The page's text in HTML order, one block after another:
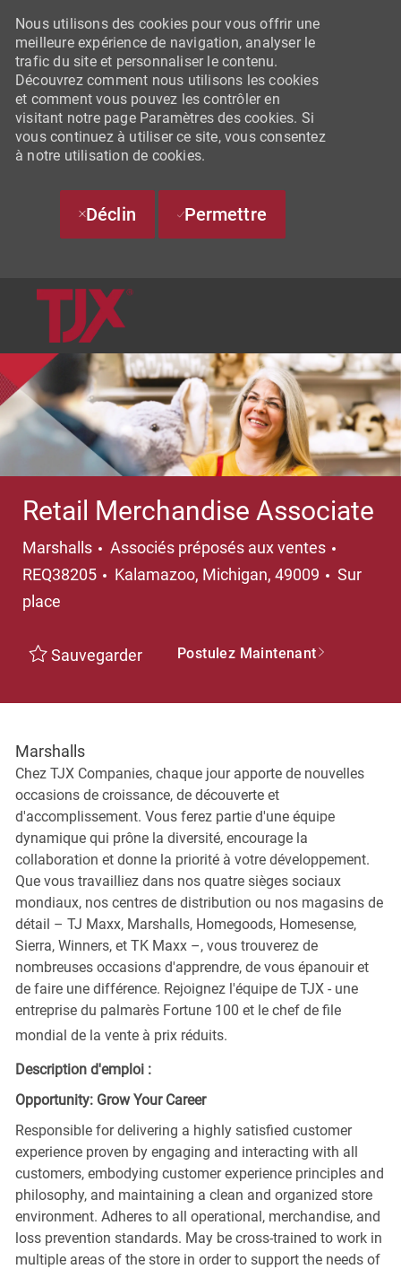
SKIP TO MAIN CONTENT
Nous utilisons des cookies pour vous offrir une
meilleure expérience de navigation, analyser le
trafic du site et personnaliser le contenu.
Découvrez comment nous utilisons les cookies
et comment vous pouvez les contrôler en
visitant notre page Paramètres des cookies. Si
vous continuez à utiliser ce site, vous consentez
à notre utilisation de cookies.
Déclin Permettre
Retail Merchandise Associate
Marshalls Catégorie
Associés préposés aux ventes
REQ38205
Emplacement
Kalamazoo, Michigan, 49009
Sur
place
Sauvegarder Postulez Maintenant
Marshalls
Chez TJX Companies, chaque jour apporte de nouvelles
occasions de croissance, de découverte et
d'accomplissement. Vous ferez partie d'une équipe
dynamique qui prône la diversité, encourage la
collaboration et donne la priorité à votre développement.
Que vous travailliez dans nos quatre sièges sociaux
mondiaux, nos centres de distribution ou nos magasins de
détail – TJ Maxx, Marshalls, Homegoods, Homesense,
Sierra, Winners, et TK Maxx –, vous trouverez de
nombreuses occasions d'apprendre, de vous épanouir et
de faire une différence. Rejoignez l'équipe de TJX - une
entreprise du palmarès Fortune 100 et le chef de file
mondial de la vente à prix réduits.
Description d'emploi :
Opportunity: Grow Your Career
Responsible for delivering a highly satisfied customer
experience proven by engaging and interacting with all
customers, embodying customer experience principles and
philosophy, and maintaining a clean and organized store
environment. Adheres to all operational, merchandise, and
loss prevention standards. May be cross-trained to work in
multiple areas of the store in order to support the needs of